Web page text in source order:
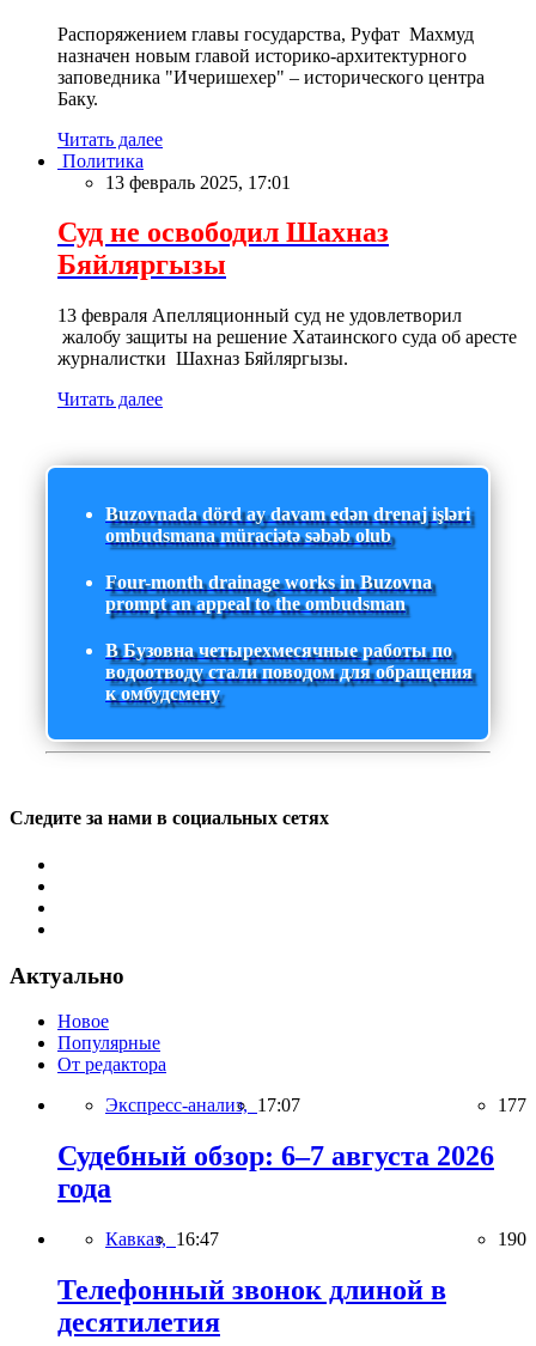
Распоряжением главы государства, Руфат Махмуд
назначен новым главой историко-архитектурного
заповедника "Ичеришехер" – исторического центра
Баку.
Читать далее
Политика
13 февраль 2025, 17:01
Суд не освободил Шахназ
Бяйляргызы
13 февраля Апелляционный суд не удовлетворил
жалобу защиты на решение Хатаинского суда об аресте
журналистки Шахназ Бяйляргызы.
Читать далее
Buzovnada dörd ay davam edən drenaj işləri
ombudsmana müraciətə səbəb olub
Four-month drainage works in Buzovna
prompt an appeal to the ombudsman
В Бузовна четырехмесячные работы по
водоотводу стали поводом для обращения
к омбудсмену
Следите за нами в социальных сетях
Актуально
Новое
Популярные
От редактора
Экспресс-анализ, 17:07 177
Судебный обзор: 6–7 августа 2026
года
Кавказ, 16:47 190
Телефонный звонок длиной в
десятилетия